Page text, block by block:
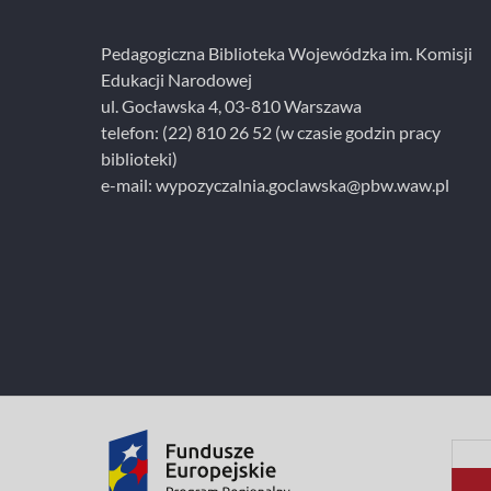
Pedagogiczna Biblioteka Wojewódzka im. Komisji
Edukacji Narodowej
ul. Gocławska 4, 03-810 Warszawa
telefon: (22) 810 26 52 (w czasie godzin pracy
biblioteki)
e-mail: wypozyczalnia.goclawska@pbw.waw.pl